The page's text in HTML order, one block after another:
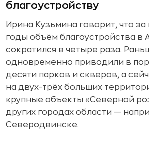
благоустройству
Ирина Кузьмина говорит, что
годы объём благоустройства в
сократился в четыре раза.
одновременно приводили в
десяти парков и скверов, а
на двух-трёх больших
крупные объекты «Северной
других городах области —
Северодвинске.